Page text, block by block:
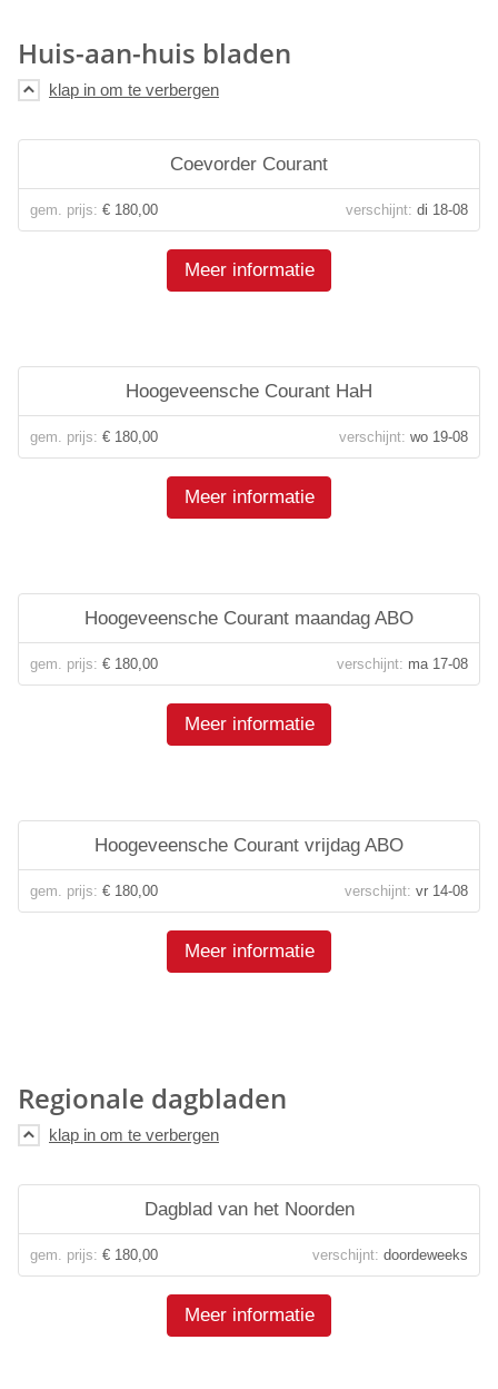
Huis-aan-huis bladen
Coevorder Courant
gem. prijs: € 180,00 verschijnt: di 18-08
Meer informatie
Hoogeveensche Courant HaH
gem. prijs: € 180,00 verschijnt: wo 19-08
Meer informatie
Hoogeveensche Courant maandag ABO
gem. prijs: € 180,00 verschijnt: ma 17-08
Meer informatie
Hoogeveensche Courant vrijdag ABO
gem. prijs: € 180,00 verschijnt: vr 14-08
Meer informatie
Regionale dagbladen
Dagblad van het Noorden
gem. prijs: € 180,00 verschijnt: doordeweeks
Meer informatie